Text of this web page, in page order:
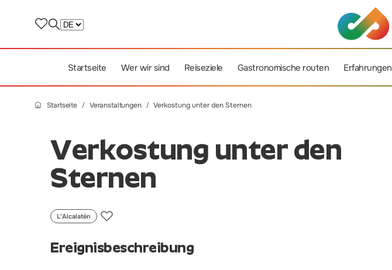
Startseite Wer wir sind Reiseziele Gastronomische routen Erfahrungen
Startseite Veranstaltungen Verkostung unter den Sternen
Verkostung unter den
Sternen
L'Alcalatén
Ereignisbeschreibung